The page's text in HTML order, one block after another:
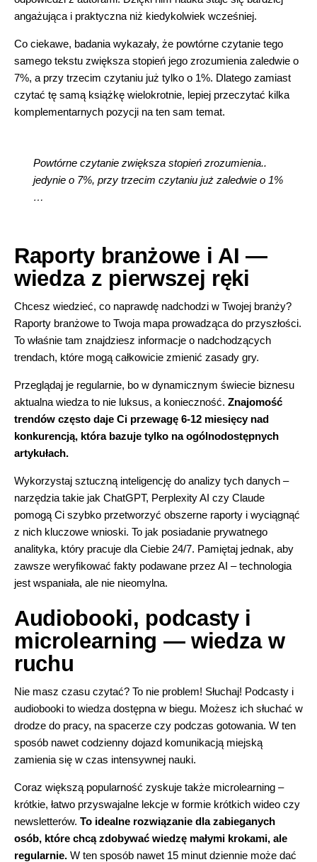
angażująca i praktyczna niż kiedykolwiek wcześniej.
Co ciekawe, badania wykazały, że powtórne czytanie tego
samego tekstu zwiększa stopień jego zrozumienia zaledwie o
7%, a przy trzecim czytaniu już tylko o 1%. Dlatego zamiast
czytać tę samą książkę wielokrotnie, lepiej przeczytać kilka
komplementarnych pozycji na ten sam temat.
Powtórne czytanie zwiększa stopień zrozumienia..
jedynie o 7%, przy trzecim czytaniu już zaledwie o 1%
…
Raporty branżowe i AI —
wiedza z pierwszej ręki
Chcesz wiedzieć, co naprawdę nadchodzi w Twojej branży?
Raporty branżowe to Twoja mapa prowadząca do przyszłości.
To właśnie tam znajdziesz informacje o nadchodzących
trendach, które mogą całkowicie zmienić zasady gry.
Przeglądaj je regularnie, bo w dynamicznym świecie biznesu
aktualna wiedza to nie luksus, a konieczność. Znajomość
trendów często daje Ci przewagę 6-12 miesięcy nad
konkurencją, która bazuje tylko na ogólnodostępnych
artykułach.
Wykorzystaj sztuczną inteligencję do analizy tych danych –
narzędzia takie jak ChatGPT, Perplexity AI czy Claude
pomogą Ci szybko przetworzyć obszerne raporty i wyciągnąć
z nich kluczowe wnioski. To jak posiadanie prywatnego
analityka, który pracuje dla Ciebie 24/7. Pamiętaj jednak, aby
zawsze weryfikować fakty podawane przez AI – technologia
jest wspaniała, ale nie nieomylna.
Audiobooki, podcasty i
microlearning — wiedza w
ruchu
Nie masz czasu czytać? To nie problem! Słuchaj! Podcasty i
audiobooki to wiedza dostępna w biegu. Możesz ich słuchać w
drodze do pracy, na spacerze czy podczas gotowania. W ten
sposób nawet codzienny dojazd komunikacją miejską
zamienia się w czas intensywnej nauki.
Coraz większą popularność zyskuje także microlearning –
krótkie, łatwo przyswajalne lekcje w formie krótkich wideo czy
newsletterów. To idealne rozwiązanie dla zabieganych
osób, które chcą zdobywać wiedzę małymi krokami, ale
regularnie. W ten sposób nawet 15 minut dziennie może dać